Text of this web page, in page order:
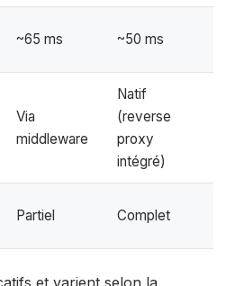
~65 ms ~50 ms
Via
middleware
Natif
(reverse
proxy
intégré)
Partiel Complet